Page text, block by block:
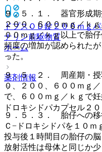
ドプスＯＤ錠２００ｍｇ
ナリン前駆物質
ホーム
薬剤情報
ドロキシドパカプセル２
９．５．１． 器官形成期
２００、６００ｍｇ／ｋ
００ｍｇ／ｋｇ以上で胎
頻度の増加が認められた
った。
９．５．２． 周産期・授
０、２００、６００ｍｇ
で、６００ｍｇ／ｋｇで
９．５．３． 胎仔への移
Ｃ−ドロキシドパを１０ｍ
投与後１時間目の胎仔の
放射活性は母体と同じか